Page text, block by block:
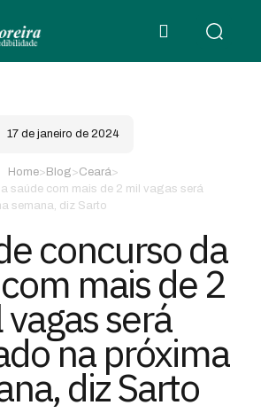
17 de janeiro de 2024
Home> Blog>Ceará>
saúde com mais de 2 mil vagas será
semana, diz Sarto
concurso da
mais de 2
será
na próxima
diz Sarto